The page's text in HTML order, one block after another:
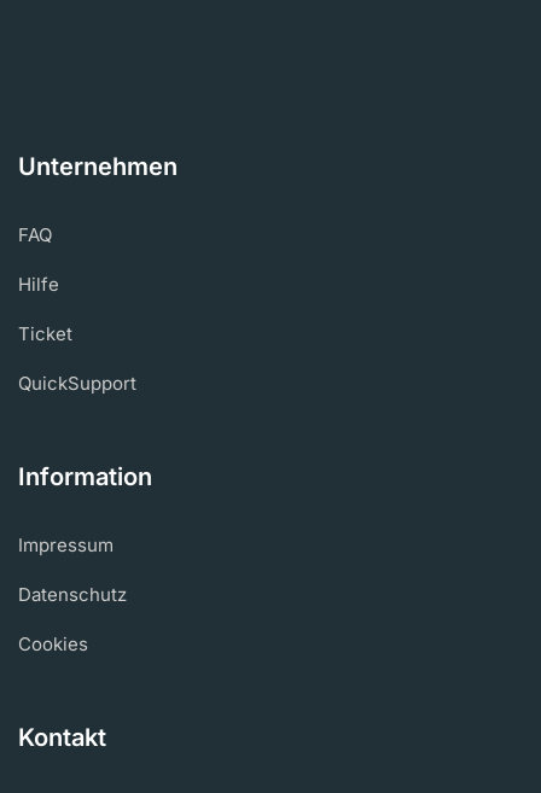
Unternehmen
FAQ
Hilfe
Ticket
QuickSupport
Information
Impressum
Datenschutz
Cookies
Kontakt